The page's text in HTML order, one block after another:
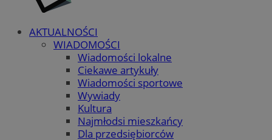
AKTUALNOŚCI
WIADOMOŚCI
Wiadomości lokalne
Ciekawe artykuły
Wiadomości sportowe
Wywiady
Kultura
Najmłodsi mieszkańcy
Dla przedsiębiorców